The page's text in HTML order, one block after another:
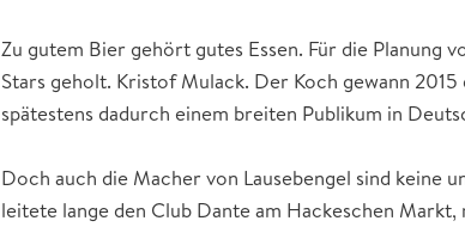
Zu gutem Bier gehört gutes Essen. Für die Planung
Stars geholt. Kristof Mulack. Der Koch gewann 2015
spätestens dadurch einem breiten Publikum in
Doch auch die Macher von Lausebengel sind keine
leitete lange den Club Dante am Hackeschen